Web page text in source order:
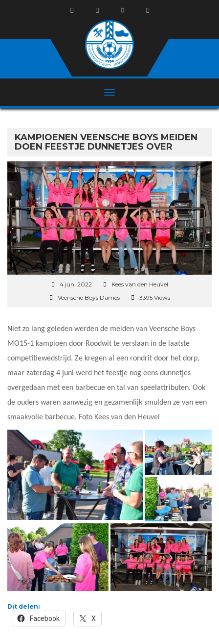
KAMPIOENEN VEENSCHE BOYS MEIDEN
DOEN FEESTJE DUNNETJES OVER
4 juni 2022
Kees van den Heuvel
Veensche Boys Dames
3395 Views
Niet zo lang geleden werden de meiden van Veensche Boys
MO15-1 kampioen door Roodwit te verslaan in de laatste
competitiewedstrijd. Ze kregen al een rondrit door het dorp,
maar zaterdag 4 juni werd het feestje nog eens dunnetjes
overgedaan met een barbecue en tal van speelattributen. Ook
de ouders waren aanwezig en gezamenlijk smulden ze van een
smaakvolle barbecue. Foto Kees van den Heuvel
Dit delen:
Facebook X